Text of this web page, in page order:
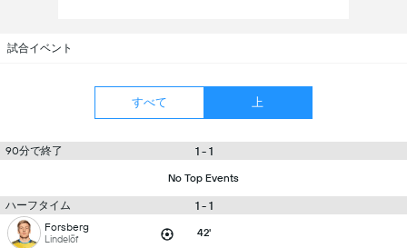
試合イベント
すべて 上
90分で終了 1 - 1
No Top Events
ハーフタイム 1 - 1
Forsberg
Lindelöf 42'